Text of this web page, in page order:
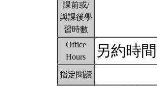
課前或/
與課後學
習時數
Office
Hours
另約時間
指定閱讀